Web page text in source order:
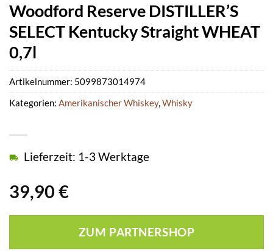
Woodford Reserve DISTILLER’S
SELECT Kentucky Straight WHEAT
0,7l
39,90 €
Lieferzeit: 1-3 Werktage
ZUM PARTNERSHOP
Artikelnummer: 5099873014974
Kategorien: Amerikanischer Whiskey,Whisky